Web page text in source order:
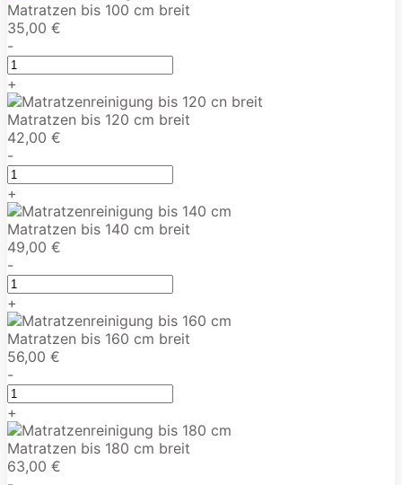
Matratzen bis 100 cm breit
35,00 €
-
+
Matratzen bis 120 cm breit
42,00 €
-
+
Matratzen bis 140 cm breit
49,00 €
-
+
Matratzen bis 160 cm breit
56,00 €
-
+
Matratzen bis 180 cm breit
63,00 €